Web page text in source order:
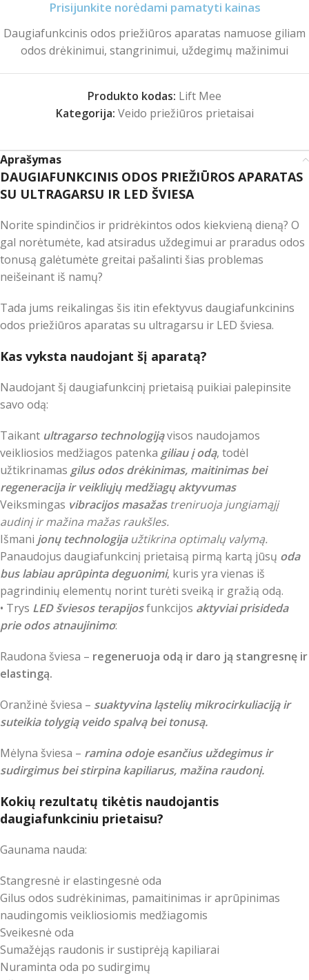
Prisijunkite norėdami pamatyti kainas
Daugiafunkcinis odos priežiūros aparatas namuose giliam
odos drėkinimui, stangrinimui, uždegimų mažinimui
Produkto kodas: Lift Mee
Kategorija: Veido priežiūros prietaisai
Aprašymas
DAUGIAFUNKCINIS ODOS PRIEŽIŪROS APARATAS
SU ULTRAGARSU IR LED ŠVIESA
Norite spindinčios ir pridrėkintos odos kiekvieną dieną? O
gal norėtumėte, kad atsiradus uždegimui ar praradus odos
tonusą galėtumėte greitai pašalinti šias problemas
neišeinant iš namų?
Tada jums reikalingas šis itin efektyvus daugiafunkcinins
odos priežiūros aparatas su ultragarsu ir LED šviesa.
Kas vyksta naudojant šį aparatą?
Naudojant šį daugiafunkcinį prietaisą puikiai palepinsite
savo odą:
Taikant ultragarso technologijąvisos naudojamos
veikliosios medžiagos patenka giliau į odą, todėl
užtikrinamas gilus odos drėkinimas, maitinimas bei
regeneracija ir veikliųjų medžiagų aktyvumas
Veiksmingas vibracijos masažas treniruoja jungiamąjį
audinį ir mažina mažas raukšles.
Išmani jonų technologija užtikrina optimalų valymą.
Panaudojus daugiafunkcinį prietaisą pirmą kartą jūsų oda
bus labiau aprūpinta deguonimi, kuris yra vienas iš
pagrindinių elementų norint turėti sveiką ir gražią odą.
• Trys LED šviesos terapijosfunkcijos aktyviai prisideda
prie odos atnaujinimo:
Raudona šviesa – regeneruoja odą ir daro ją stangresnę ir
elastingą.
Oranžinė šviesa – suaktyvina ląstelių mikrocirkuliaciją ir
suteikia tolygią veido spalvą bei tonusą.
Mėlyna šviesa – ramina odoje esančius uždegimus ir
sudirgimus bei stirpina kapiliarus, mažina raudonį.
Kokių rezultatų tikėtis naudojantis
daugiafunkciniu prietaisu?
Gaunama nauda:
Stangresnė ir elastingesnė oda
Gilus odos sudrėkinimas, pamaitinimas ir aprūpinimas
naudingomis veikliosiomis medžiagomis
Sveikesnė oda
Sumažėjąs raudonis ir sustiprėją kapiliarai
Nuraminta oda po sudirgimų